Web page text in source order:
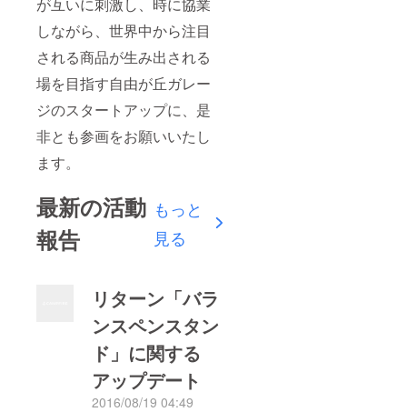
しながら、世界中から注目
される商品が生み出される
場を目指す自由が丘ガレー
ジのスタートアップに、是
非とも参画をお願いいたし
ます。
最新の活動
報告
もっと
見る
リターン「バラ
ンスペンスタン
ド」に関する
アップデート
2016/08/19 04:49